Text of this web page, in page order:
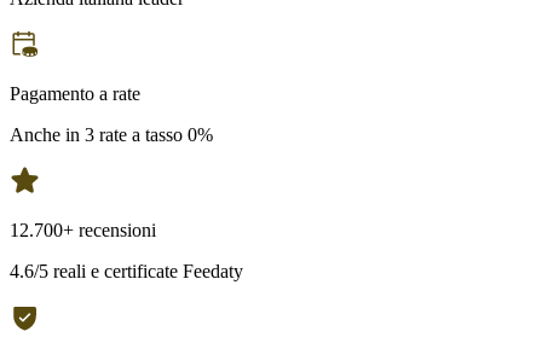
Pagamento a rate
Anche in 3 rate a tasso 0%
12.700+ recensioni
4.6/5 reali e certificate Feedaty